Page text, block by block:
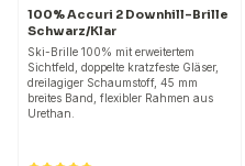
100% Accuri 2 Downhill-Brille
Schwarz/Klar
Ski-Brille 100% mit erweitertem
Sichtfeld, doppelte kratzfeste Gläser,
dreilagiger Schaumstoff, 45 mm
breites Band, flexibler Rahmen aus
Urethan.